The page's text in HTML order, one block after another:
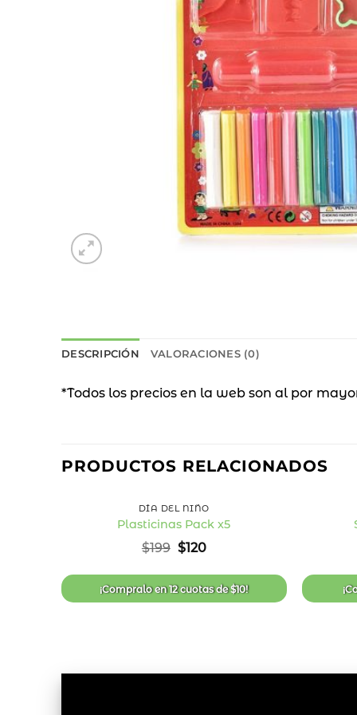
DESCRIPCIÓN VALORACIONES (0)
*Todos los precios en la web son al por
PRODUCTOS RELACIONADOS
%
OFF
40
de
deseos
DÍA DEL NIÑO
Plasticinas Pack x5
$199 El
original
era:
$199.
$120El
actual
es:
$120.
¡Compralo en12 cuotasde$10!